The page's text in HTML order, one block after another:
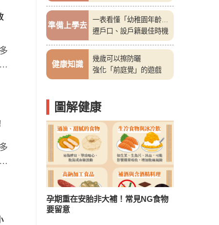
準備上學去
一表看懂「幼稚園年齡
表」
遷戶口、設戶籍最佳時機
健康知識
幾歲可以擦防曬
強化「前庭覺」的遊戲
圖解健康
孕期重在安胎非大補！常見NG食物
要留意